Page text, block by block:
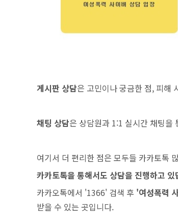
게시판 상담은 고민이나 궁금한 점, 피해
채팅 상담은 상담원과 1:1 실시간 채팅을
여기서 더 편리한 점은 모두들 카카토톡
카카토톡을 통해서도 상담을 진행하고
카카오톡에서 '1366' 검색 후 '여성폭력
받을 수 있는 곳입니다.